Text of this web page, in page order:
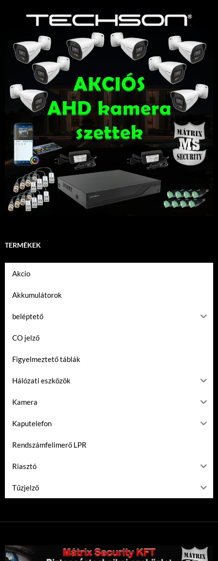
TERMÉKEK
Akcio
Akkumulátorok
beléptető
CO jelző
Figyelmeztető táblák
Hálózati eszközök
Kamera
Kaputelefon
Rendszámfelimerő LPR
Riasztó
Tűzjelző